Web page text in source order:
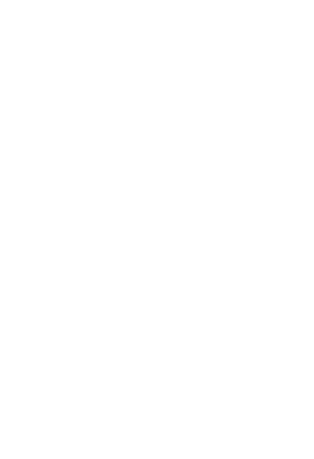
پزشکیان: از حد و